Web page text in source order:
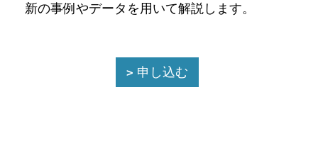
新の事例やデータを用いて解説します。
申し込む